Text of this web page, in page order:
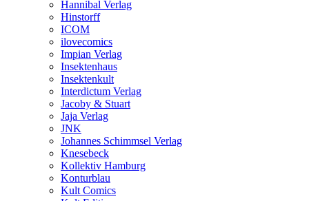
Hannibal Verlag
Hinstorff
ICOM
ilovecomics
Impian Verlag
Insektenhaus
Insektenkult
Interdictum Verlag
Jacoby & Stuart
Jaja Verlag
JNK
Johannes Schimmsel Verlag
Knesebeck
Kollektiv Hamburg
Konturblau
Kult Comics